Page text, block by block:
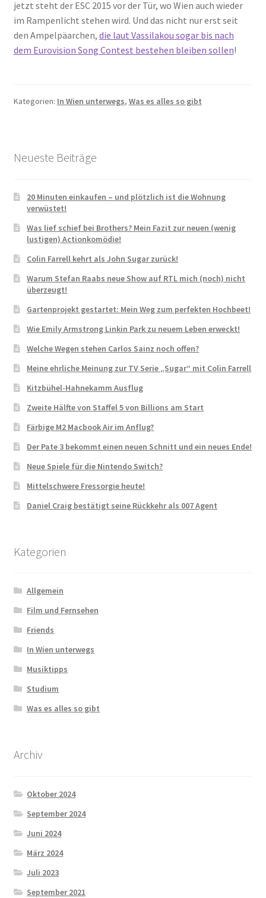
jetzt steht der ESC 2015 vor der Tür, wo Wien auch wieder
im Rampenlicht stehen wird. Und das nicht nur erst seit
den Ampelpäarchen, die laut Vassilakou sogar bis nach
dem Eurovision Song Contest bestehen bleiben sollen!
Kategorien: In Wien unterwegs, Was es alles so gibt
Neueste Beiträge
20 Minuten einkaufen – und plötzlich ist die Wohnung
verwüstet!
Was lief schief bei Brothers? Mein Fazit zur neuen (wenig
lustigen) Actionkomödie!
Colin Farrell kehrt als John Sugar zurück!
Warum Stefan Raabs neue Show auf RTL mich (noch) nicht
überzeugt!
Gartenprojekt gestartet: Mein Weg zum perfekten Hochbeet!
Wie Emily Armstrong Linkin Park zu neuem Leben erweckt!
Welche Wegen stehen Carlos Sainz noch offen?
Meine ehrliche Meinung zur TV Serie „Sugar“ mit Colin Farrell
Kitzbühel-Hahnekamm Ausflug
Zweite Hälfte von Staffel 5 von Billions am Start
Färbige M2 Macbook Air im Anflug?
Der Pate 3 bekommt einen neuen Schnitt und ein neues Ende!
Neue Spiele für die Nintendo Switch?
Mittelschwere Fressorgie heute!
Daniel Craig bestätigt seine Rückkehr als 007 Agent
Kategorien
Allgemein
Film und Fernsehen
Friends
In Wien unterwegs
Musiktipps
Studium
Was es alles so gibt
Archiv
Oktober 2024
September 2024
Juni 2024
März 2024
Juli 2023
September 2021